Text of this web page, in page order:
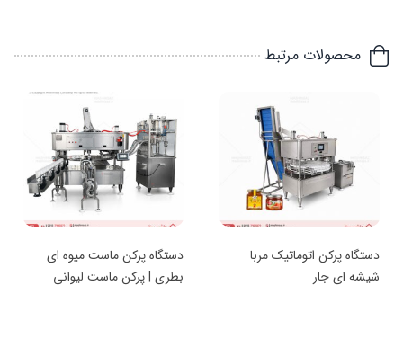
محصولات مرتبط
دستگاه پرکن اتوماتیک مربا
شیشه ای جار
دستگاه پرکن ماست میوه ای
بطری | پرکن ماست لیوانی